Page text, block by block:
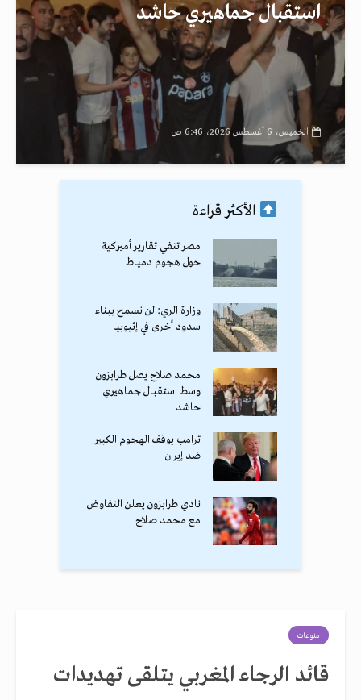
استقبال جماهيري حاشد
الخميس، 6 أغسطس 2026، 6:46 ص
الأكثر قراءة
مصر تنفي تقارير أميركية
حول هجوم دمياط
وزارة الري: لن نسمح ببناء
سدود أخرى في إثيوبيا
محمد صلاح يصل طرابزون
وسط استقبال جماهيري
حاشد
ترامب يوقف الهجوم الكبير
ضد إيران
نادي طرابزون يعلن التفاوض
مع محمد صلاح
منوعات
قائد الرجاء المغربي يتلقى تهديدات